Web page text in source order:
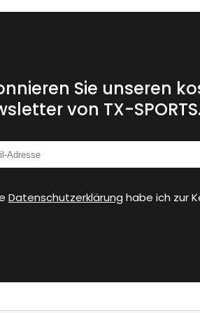
Sie unseren
von TX-
Datenschutzerklärung habe ich zur